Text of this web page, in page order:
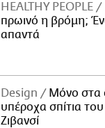
HEALTHY PEOPLE
πρωινό η βρόμη;
απαντά
Design
Μόνο στα
υπέροχα σπίτια
Ζιβανσί